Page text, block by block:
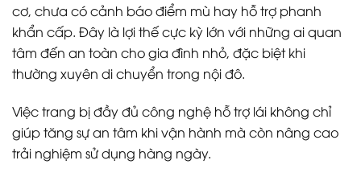
cơ, chưa có cảnh báo điểm mù hay hỗ trợ phanh
khẩn cấp. Đây là lợi thế cực kỳ lớn với những ai quan
tâm đến an toàn cho gia đình nhỏ, đặc biệt khi
thường xuyên di chuyển trong nội đô.
Việc trang bị đầy đủ công nghệ hỗ trợ lái không chỉ
giúp tăng sự an tâm khi vận hành mà còn nâng cao
trải nghiệm sử dụng hàng ngày.